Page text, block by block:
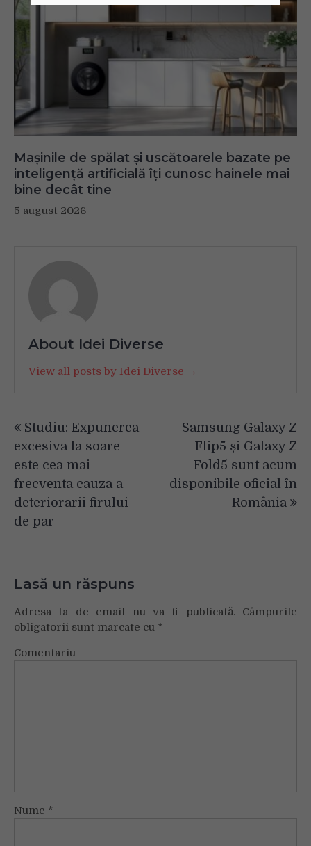
Mașinile de spălat și uscătoarele bazate pe
inteligență artificială îți cunosc hainele mai
bine decât tine
5 august 2026
About Idei Diverse
View all posts by Idei Diverse →
în
articole
Studiu: Expunerea
excesiva la soare
este cea mai
frecventa cauza a
deteriorarii firului
de par
Samsung Galaxy Z
Flip5 și Galaxy Z
Fold5 sunt acum
disponibile oficial în
România
Lasă un răspuns
Adresa ta de email nu va fi publicată.Câmpurile
obligatorii sunt marcate cu *
Comentariu
Nume *